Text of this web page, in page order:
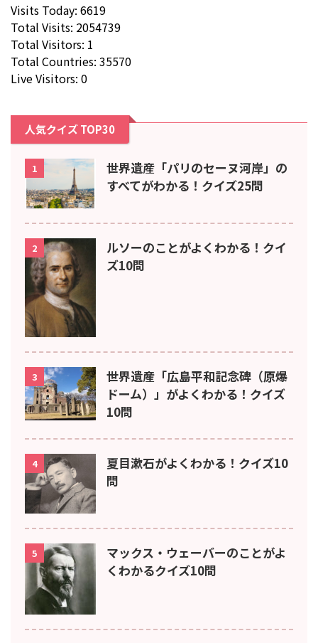
Visits Today: 6619
Total Visits: 2054739
Total Visitors: 1
Total Countries: 35570
Live Visitors: 0
人気クイズ TOP30
1
世界遺産「パリのセーヌ河岸」の
すべてがわかる！クイズ25問
2
ルソーのことがよくわかる！クイ
ズ10問
3
世界遺産「広島平和記念碑（原爆
ドーム）」がよくわかる！クイズ
10問
4
夏目漱石がよくわかる！クイズ10
問
5
マックス・ウェーバーのことがよ
くわかるクイズ10問